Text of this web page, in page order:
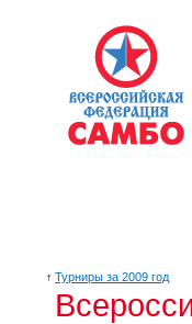
↑ Турниры за 2009 год